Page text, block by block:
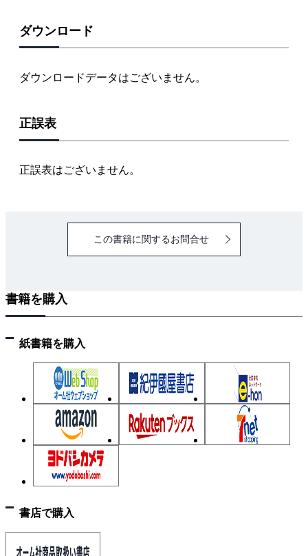
ダウンロード
ダウンロードデータはございません。
正誤表
正誤表はございません。
この書籍に関するお問合せ
書籍を購入
紙書籍を購入
書店で購入